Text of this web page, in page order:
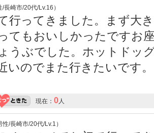
長崎市/20代/Lv.16）
行ってきました。まず大
てもおいしかったですお
うぶでした。ホットドッ
いのでまた行きたいです
現在： 0人
/長崎市/20代/Lv.1）